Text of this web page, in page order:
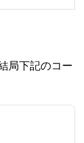
局下記のコー